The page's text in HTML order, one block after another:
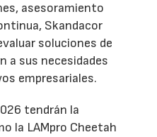
asesoramiento
Skandacor
soluciones de
a sus necesidades
empresariales.
tendrán la
la LAMpro Cheetah